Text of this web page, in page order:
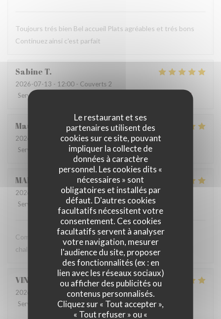
Le restaurant et ses
partenaires utilisent des
cookies sur ce site, pouvant
impliquer la collecte de
données à caractère
personnel. Les cookies dits «
nécessaires » sont
obligatoires et installés par
défaut. D'autres cookies
facultatifs nécessitent votre
consentement. Ces cookies
facultatifs servent à analyser
votre navigation, mesurer
l'audience du site, proposer
des fonctionnalités (ex : en
lien avec les réseaux sociaux)
ou afficher des publicités ou
contenus personnalisés.
Cliquez sur « Tout accepter »,
« Tout refuser » ou «
Toujours trés bien Bel accueil Plats agréables et trés bons
Continuez ainsi c'est parfait
Sabine T
2026-07-13 - 12:00 - Couverts 2
Service
/5
Maud
2026-07-10
- 12:00 - Couverts 2
Service
Ambiance :4/5 Cuisine 4/5 Qualité / Prix
MARIE
2026-07-07
- 12:00 - Couverts 2
Service
Ambiance: 5 /5 Cuisine: 5/5 Qualité / Prix
Comme toujours, une cuisine délicieuse et un accueil très
chaleureux !
VINCENT
2026-07-07
- 12:30 - Couverts 8
Service
Ambiance:5/5 Cuisine :5/5 Qualité / Prix